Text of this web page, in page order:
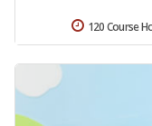
120 Course